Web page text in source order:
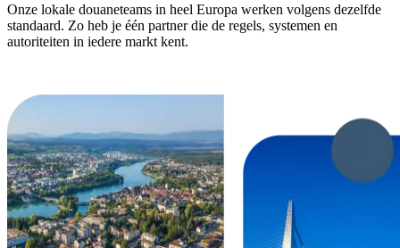
Onze lokale douaneteams in heel Europa werken volgens dezelfde
standaard. Zo heb je één partner die de regels, systemen en
autoriteiten in iedere markt kent.